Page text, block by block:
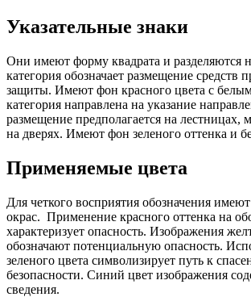
Указательные знаки
Они имеют форму квадрата и разделяются
категория обозначает размещение средств
защиты. Имеют фон красного цвета с
категория направлена на указание
размещение предполагается на лестницах,
на дверях. Имеют фон зеленого оттенка и
Применяемые цвета
Для четкого восприятия обозначения
окрас. Применение красного оттенка на
характеризует опасность. Изображения
обозначают потенциальную опасность.
зеленого цвета символизирует путь к
безопасности. Синий цвет изображения
сведения.